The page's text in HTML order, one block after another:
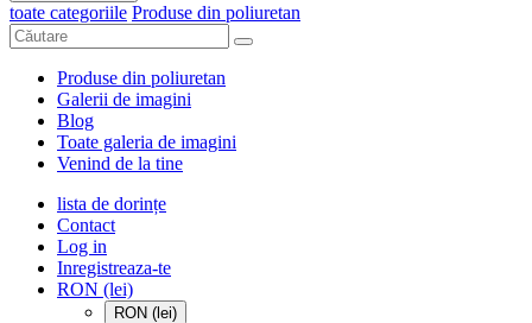
toate categoriile Produse din poliuretan
Produse din poliuretan
Galerii de imagini
Blog
Toate galeria de imagini
Venind de la tine
lista de dorințe
Contact
Log in
Inregistreaza-te
RON (lei)
RON (lei)